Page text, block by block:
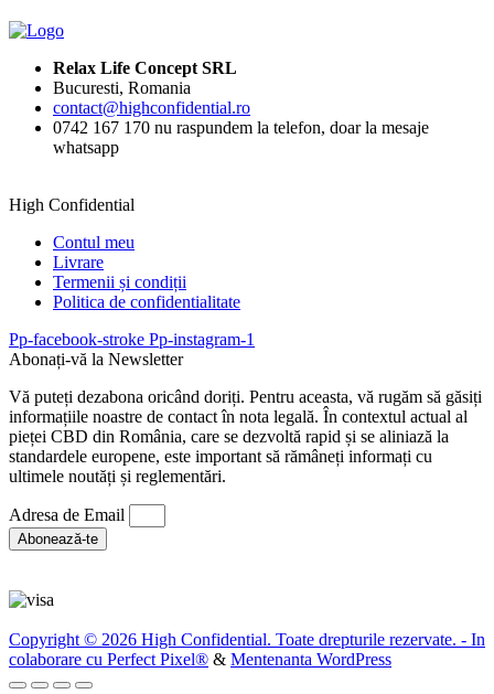
Relax Life Concept SRL
Bucuresti, Romania
contact@highconfidential.ro
0742 167 170 nu raspundem la telefon, doar la mesaje
whatsapp
High Confidential
Contul meu
Livrare
Termenii și condiții
Politica de confidentialitate
Pp-facebook-stroke Pp-instagram-1
Abonați-vă la Newsletter
Vă puteți dezabona oricând doriți. Pentru aceasta, vă rugăm să găsiți
informațiile noastre de contact în nota legală. În contextul actual al
pieței CBD din România, care se dezvoltă rapid și se aliniază la
standardele europene, este important să rămâneți informați cu
ultimele noutăți și reglementări.
Adresa de Email
Abonează-te
Copyright © 2026 High Confidential. Toate drepturile rezervate. - In
colaborare cu Perfect Pixel® & Mentenanta WordPress